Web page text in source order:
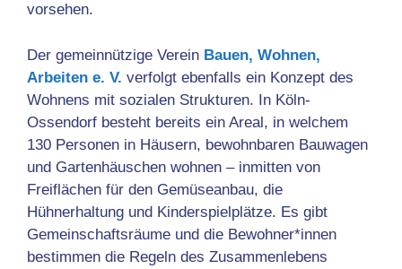
vorsehen.
Der gemeinnützige Verein Bauen, Wohnen,
Arbeiten e. V. verfolgt ebenfalls ein Konzept des
Wohnens mit sozialen Strukturen. In Köln-
Ossendorf besteht bereits ein Areal, in welchem
130 Personen in Häusern, bewohnbaren Bauwagen
und Gartenhäuschen wohnen – inmitten von
Freiflächen für den Gemüseanbau, die
Hühnerhaltung und Kinderspielplätze. Es gibt
Gemeinschaftsräume und die Bewohner*innen
bestimmen die Regeln des Zusammenlebens